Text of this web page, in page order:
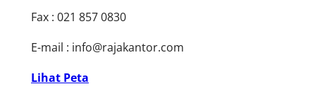
Fax : 021 857 0830
E-mail : info@rajakantor.com
Lihat Peta